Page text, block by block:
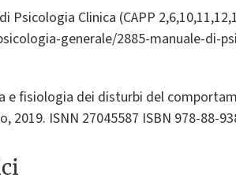
Psicologia Clinica (CAPP
generale/2885-manuale-di-
e fisiologia dei disturbi del
2019. ISNN 27045587 ISBN 978-88-